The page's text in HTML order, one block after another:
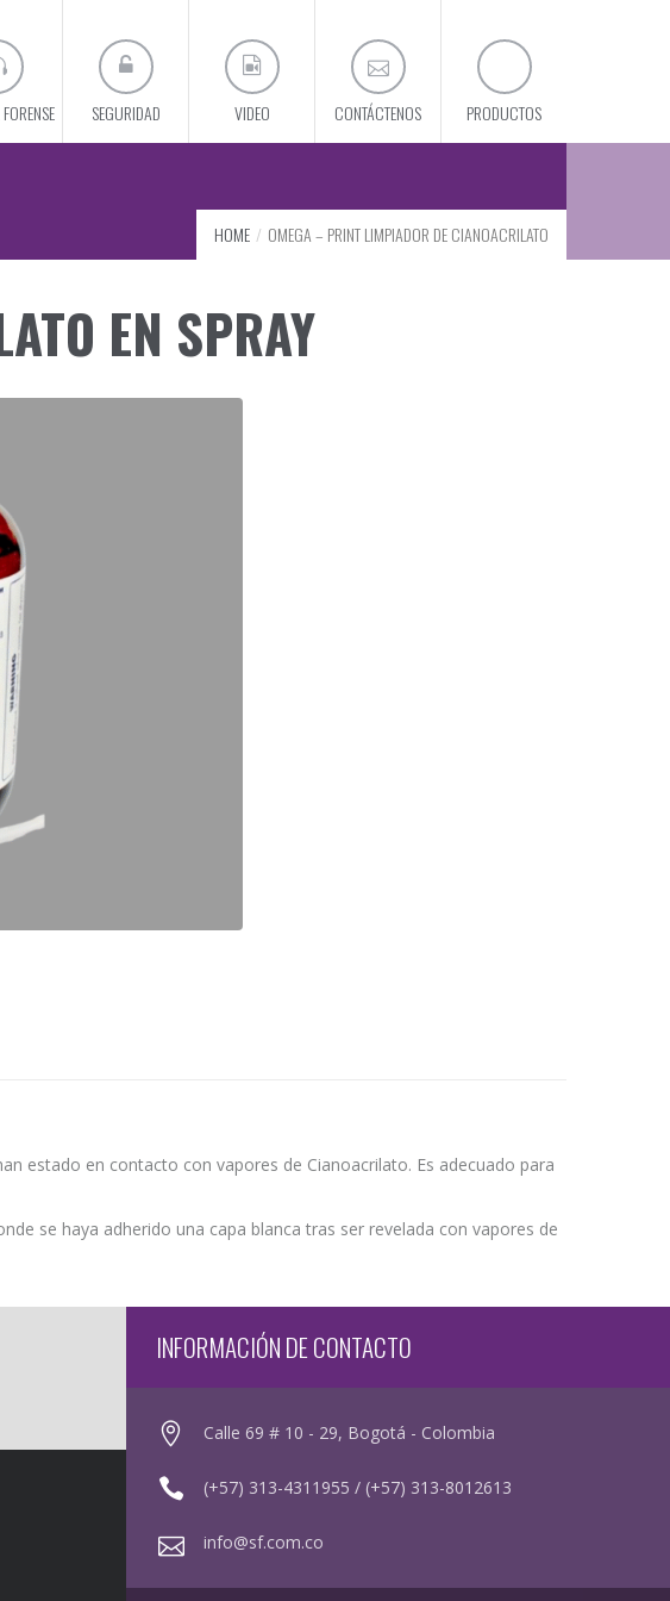
SEGURIDAD VIDEO CONTÁCTENOS PRODUCTOS
HOME OMEGA – PRINT LIMPIADOR DE CIANOACRILATO
EN SPRAY
estado en contacto con vapores de Cianoacrilato. Es adecuado para
se haya adherido una capa blanca tras ser revelada con vapores de
INFORMACIÓN DE CONTACTO
Calle 69 # 10 - 29, Bogotá - Colombia
(+57) 313-4311955 / (+57) 313-8012613
info@sf.com.co